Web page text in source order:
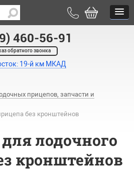
460-56-91
обратного звонка
19-й км МКАД
прицепов, запчасти и
без кронштейнов
лодочного
кронштейнов